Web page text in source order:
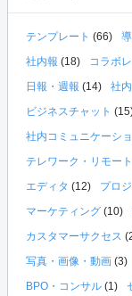
テンプレート (66)
社内報 (18) コラボ
日報・週報 (14) 社
ビジネスチャット
社内コミュニケーシ
テレワーク・リモー
エディタ (12) プロ
マーケティング (10)
カスタマーサクセス
写真・画像・動画 (3)
BPO・コンサル (1)